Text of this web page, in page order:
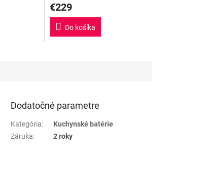
€229
Do košíka
Dodatočné parametre
Kategória:
Kuchynské batérie
Záruka: 2 roky